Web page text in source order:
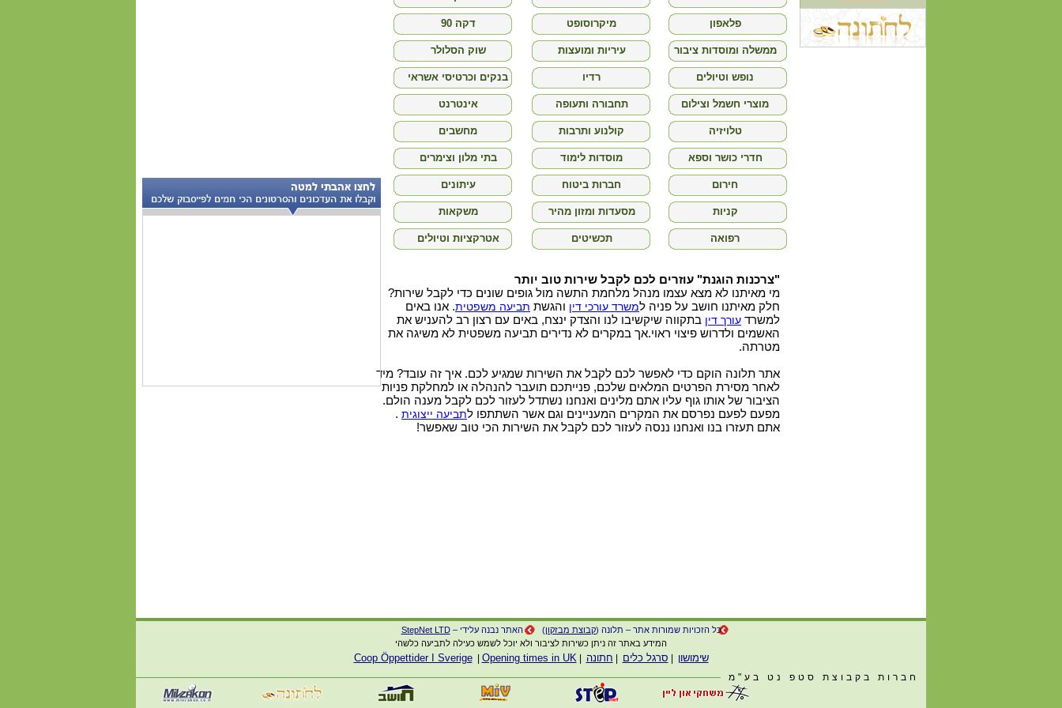
פלאפון מיקרוסופט דקה 90
ממשלה ומוסדות ציבור עיריות ומועצות שוק הסלולר
נופש וטיולים רדיו בנקים וכרטיסי אשראי
מוצרי חשמל וצילום תחבורה ותעופה אינטרנט
טלויזיה קולנוע ותרבות מחשבים
חדרי כושר וספא מוסדות לימוד בתי מלון וצימרים
חירום חברות ביטוח עיתונים
קניות מסעדות ומזון מהיר משקאות
רפואה תכשיטים אטרקציות וטיולים
"צרכנות הוגנת" עוזרים לכם לקבל שירות טוב יותר
מי מאיתנו לא מצא עצמו מנהל מלחמת התשה מול גופים שונים כדי לקבל שירות?
חלק מאיתנו חושב על פניה למשרד עורכי דין והגשת תביעה משפטית. אנו באים
למשרד עורך דין בתקווה שיקשיבו לנו והצדק ינצח, באים עם רצון רב להעניש את
האשמים ולדרוש פיצוי ראוי.אך במקרים לא נדירים תביעה משפטית לא משיגה את
מטרתה.
אתר תלונה הוקם כדי לאפשר לכם לקבל את השירות שמגיע לכם. איך זה עובד? מיד
לאחר מסירת הפרטים המלאים שלכם, פנייתכם תועבר להנהלה או למחלקת פניות
הציבור של אותו גוף עליו אתם מלינים ואנחנו נשתדל לעזור לכם לקבל מענה הולם.
מפעם לפעם נפרסם את המקרים המעניינים וגם אשר השתתפו לתביעה ייצוגית .
אתם תעזרו בנו ואנחנו ננסה לעזור לכם לקבל את השירות הכי טוב שאפשר!
כל הזכויות שמורות אתר – תלונה (קבוצת מבזקון) האתר נבנה עלידי –StepNet LTD
המידע באתר זה ניתן כשירות לציבור ולא יוכל לשמש כעילה לתביעה כלשהי
שימושון סרגל כלים חתונה |
Coop Öppettider I Sverige| Opening times in UK
חברות בקבוצת סטפ נט בע"מ